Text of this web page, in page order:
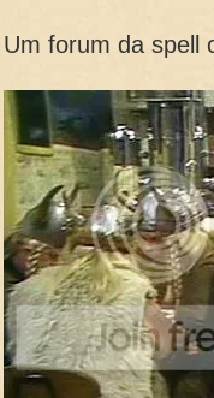
Um forum da spell